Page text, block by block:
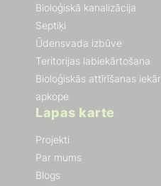
Bioloģiskā kanalizācija
Septiķi
Ūdensvada izbūve
Teritorijas labiekārtošana
Bioloģiskās attīrīšanas
apkope
Lapas karte
Projekti
Par mums
Blogs